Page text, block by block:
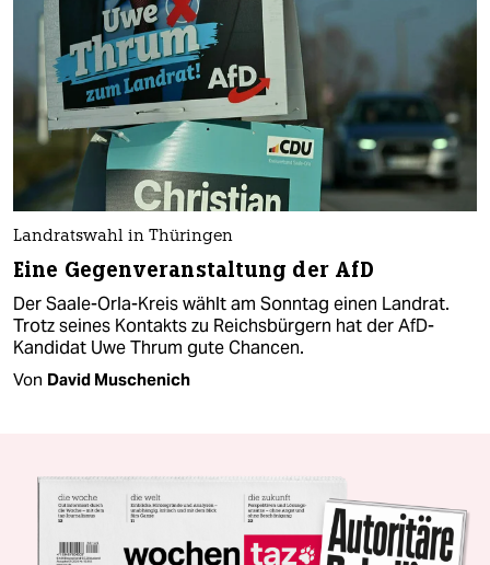
Landratswahl in Thüringen
Eine Gegenveranstaltung der AfD
Der Saale-Orla-Kreis wählt am Sonntag einen Landrat.
Trotz seines Kontakts zu Reichsbürgern hat der AfD-
Kandidat Uwe Thrum gute Chancen.
Von David Muschenich